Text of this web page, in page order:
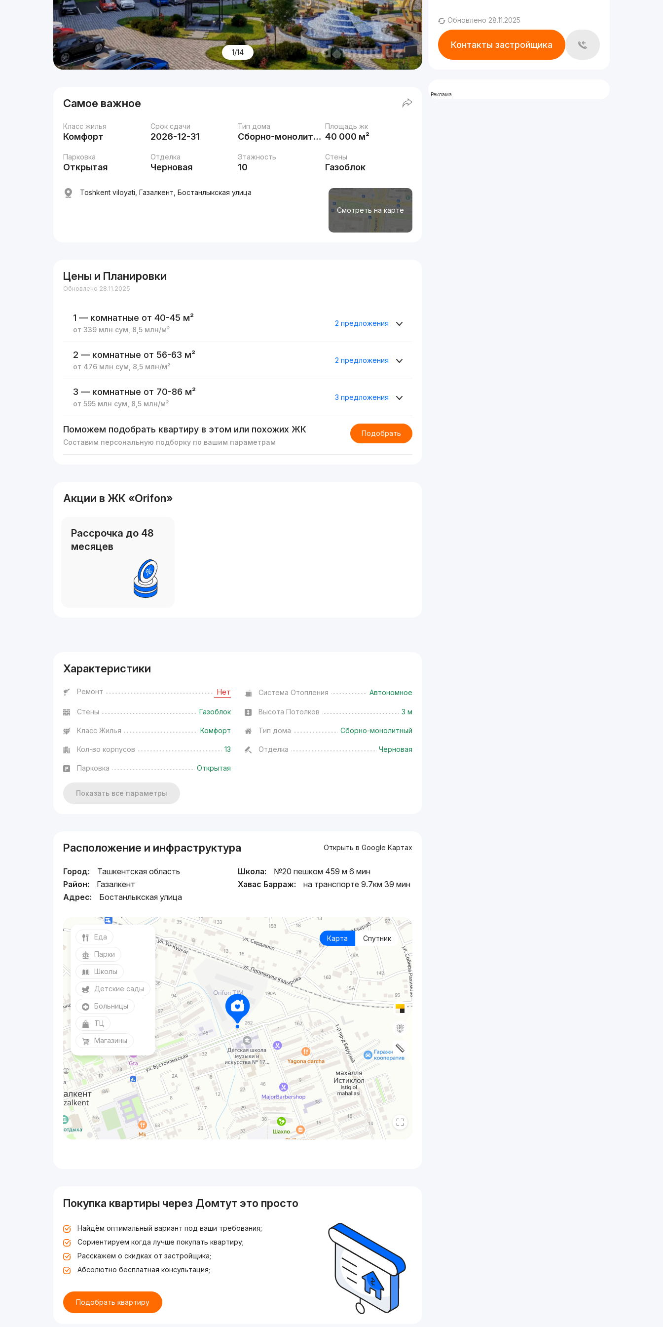
1/14
Самое важное
Класс жилья
Комфорт
Срок сдачи
2026-12-31
Тип дома
Сборно-монолитный
Площадь жк
40 000 м²
Парковка
Открытая
Отделка
Черновая
Этажность
10
Стены
Газоблок
Смотреть на карте
Toshkent viloyati, Газалкент, Бостанлыкская улица
Цены и Планировки
Обновлено 28.11.2025
1 — комнатные от 40-45 м²
от339 млн сум 8,5 млн/м²
2 предложения
2 — комнатные от 56-63 м²
от 476 млн сум 8,5 млн/м²
2 предложения
3 — комнатные от 70-86 м²
от595 млн сум 8,5 млн/м²
3 предложения
Поможем подобрать квартиру в этом или похожих ЖК
Составим персональную подборку по вашим параметрам
Подобрать
Акции в ЖК «Orifon»
Рассрочка до 48
месяцев
Характеристики
Ремонт Нет Система Отопления Автономное
Стены Газоблок Высота Потолков 3 м
Класс Жилья Комфорт Тип дома Сборно-монолитный
Кол-во корпусов 13 Отделка Черновая
Парковка Открытая
Показать все параметры
Расположение и инфраструктура Открыть в Google Картах
Город:
Ташкентская область
Район:
Газалкент
Адрес:
Бостанлыкская улица
Школа:
№20 пешком 459 м 6 мин
Хавас Барраж:
на транспорте 9.7км 39 мин
Карта Спутник
Еда
Парки
Школы
Детские сады
Больницы
ТЦ
Магазины
Покупка квартиры через Домтут это просто
Найдём оптимальный вариант под ваши требования;
Сориентируем когда лучше покупать квартиру;
Расскажем о скидках от застройщика;
Абсолютно бесплатная консультация;
Подобрать квартиру
Обновлено 28.11.2025
Контакты застройщика
Реклама